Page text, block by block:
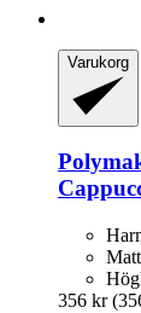
Varukorg
356 kr